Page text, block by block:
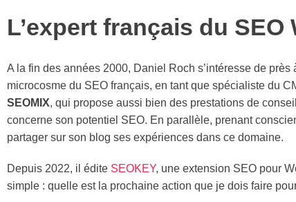
L’expert français du SEO
A la fin des années 2000, Daniel Roch s’intéresse de
microcosme du SEO français, en tant que spécialiste du
SEOMIX, qui propose aussi bien des prestations de
concerne son potentiel SEO. En parallèle, prenant
partager sur son blog ses expériences dans ce domaine.
Depuis 2022, il édite SEOKEY, une extension SEO pour
simple : quelle est la prochaine action que je dois faire